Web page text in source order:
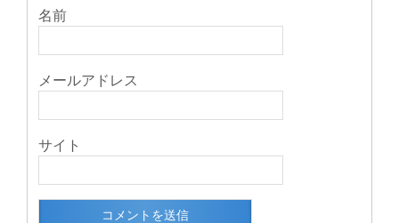
名前
メールアドレス
サイト